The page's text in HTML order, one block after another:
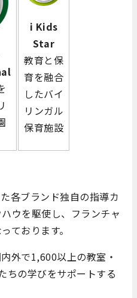
i Kids
Star
教育と保
育を融合
したバイ
リンガル
保育施設
各ブランド独自の指導カ
ウを駆使し、フランチャ
ております。
外で1,600以上の教室・
ちの学びをサポートする